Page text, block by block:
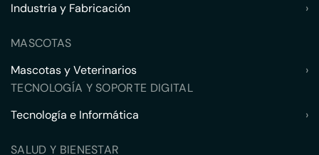
Industria y Fabricación
›
MASCOTAS
Mascotas y Veterinarios
›
TECNOLOGÍA Y SOPORTE DIGITAL
Tecnología e Informática
›
SALUD Y BIENESTAR